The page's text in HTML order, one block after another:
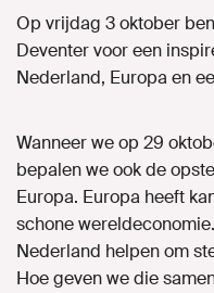
Op vrijdag 3 oktober
Deventer voor een
Nederland, Europa en
Wanneer we op 29
bepalen we ook de
Europa. Europa heeft
schone
Nederland helpen om
Hoe geven we die